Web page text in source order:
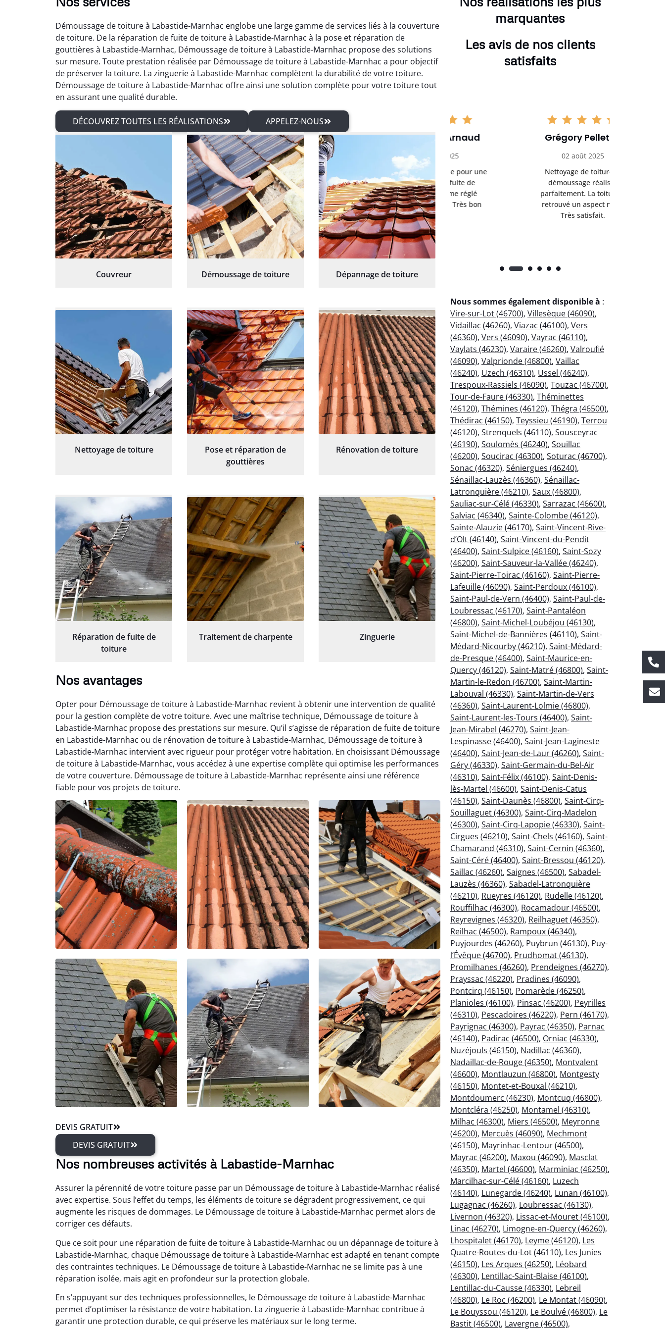
Démoussage de toiture à Labastide-Marnhac englobe une large gamme de services liés à la couverture
de toiture. De la réparation de fuite de toiture à Labastide-Marnhac à la pose et réparation de
gouttières à Labastide-Marnhac, Démoussage de toiture à Labastide-Marnhac propose des solutions
sur mesure. Toute prestation réalisée par Démoussage de toiture à Labastide-Marnhac a pour objectif
de préserver la toiture. La zinguerie à Labastide-Marnhac complètent la durabilité de votre toiture.
Démoussage de toiture à Labastide-Marnhac offre ainsi une solution complète pour votre toiture tout
en assurant une qualité durable.
DÉCOUVREZ TOUTES LES RÉALISATIONS APPELEZ-NOUS
Couvreur Démoussage de toiture Dépannage de toiture
Nettoyage de toiture
Pose et réparation de
gouttières
Rénovation de toiture
Réparation de fuite de
toiture
Traitement de charpente Zinguerie
Nos avantages
Opter pour Démoussage de toiture à Labastide-Marnhac revient à obtenir une intervention de qualité
pour la gestion complète de votre toiture. Avec une maîtrise technique, Démoussage de toiture à
Labastide-Marnhac propose des prestations sur mesure. Qu’il s’agisse de réparation de fuite de toiture
en Labastide-Marnhac ou de rénovation de toiture à Labastide-Marnhac, Démoussage de toiture à
Labastide-Marnhac intervient avec rigueur pour protéger votre habitation. En choisissant Démoussage
de toiture à Labastide-Marnhac, vous accédez à une expertise complète qui optimise les performances
de votre couverture. Démoussage de toiture à Labastide-Marnhac représente ainsi une référence
fiable pour vos projets de toiture.
DEVIS GRATUIT
DEVIS GRATUIT
Nos nombreuses activités à Labastide-Marnhac
Assurer la pérennité de votre toiture passe par un Démoussage de toiture à Labastide-Marnhac réalisé
avec expertise. Sous l’effet du temps, les éléments de toiture se dégradent progressivement, ce qui
augmente les risques de dommages. Le Démoussage de toiture à Labastide-Marnhac permet alors de
corriger ces défauts.
Que ce soit pour une réparation de fuite de toiture à Labastide-Marnhac ou un dépannage de toiture à
Labastide-Marnhac, chaque Démoussage de toiture à Labastide-Marnhac est adapté en tenant compte
des contraintes techniques. Le Démoussage de toiture à Labastide-Marnhac ne se limite pas à une
réparation isolée, mais agit en profondeur sur la protection globale.
En s’appuyant sur des techniques professionnelles, le Démoussage de toiture à Labastide-Marnhac
permet d’optimiser la résistance de votre habitation. La zinguerie à Labastide-Marnhac contribue à
garantir une protection durable, ce qui préserve les matériaux sur le long terme.
marquantes
Les avis de nos clients
satisfaits
Adrien Rolland
04 mars 2026
Très satisfait du traitement
de charpente et des travaux
de zinguerie. Travail sérieux
avec un excellent rendu
final.
Sébastien Arnaud
21 juin 2025
Intervention rapide pour une
réparation de fuite de
toiture. Problème réglé
immédiatement. Très bon
travail.
Grégory Pelletier
Nettoyage de toiture et
démoussage réalisés
parfaitement. La toiture a
retrouvé un aspect neuf.
Nous sommes également disponible à :
Vire-sur-Lot (46700), Villesèque (46090),
Vidaillac (46260), Viazac (46100), Vers
(46360), Vers (46090), Vayrac (46110),
Vaylats (46230), Varaire (46260), Valroufié
(46090), Valprionde (46800), Vaillac
(46240), Uzech (46310), Ussel (46240),
Trespoux-Rassiels (46090), Touzac (46700),
Tour-de-Faure (46330), Théminettes
(46120), Thémines (46120), Thégra (46500),
Thédirac (46150), Teyssieu (46190), Terrou
(46120), Strenquels (46110), Sousceyrac
(46190), Soulomès (46240), Souillac
(46200), Soucirac (46300), Soturac (46700),
Sonac (46320), Séniergues (46240),
Sénaillac-Lauzès (46360), Sénaillac-
Latronquière (46210), Saux (46800),
Sauliac-sur-Célé (46330), Sarrazac (46600),
Salviac (46340), Sainte-Colombe (46120),
Sainte-Alauzie (46170), Saint-Vincent-Rive-
d’Olt (46140), Saint-Vincent-du-Pendit
(46400), Saint-Sulpice (46160), Saint-Sozy
(46200), Saint-Sauveur-la-Vallée (46240),
Saint-Pierre-Toirac (46160), Saint-Pierre-
Lafeuille (46090), Saint-Perdoux (46100),
Saint-Paul-de-Vern (46400), Saint-Paul-de-
Loubressac (46170), Saint-Pantaléon
(46800), Saint-Michel-Loubéjou (46130),
Saint-Michel-de-Bannières (46110), Saint-
Médard-Nicourby (46210), Saint-Médard-
de-Presque (46400), Saint-Maurice-en-
Quercy (46120), Saint-Matré (46800), Saint-
Martin-le-Redon (46700), Saint-Martin-
Labouval (46330), Saint-Martin-de-Vers
(46360), Saint-Laurent-Lolmie (46800),
Saint-Laurent-les-Tours (46400), Saint-
Jean-Mirabel (46270), Saint-Jean-
Lespinasse (46400), Saint-Jean-Lagineste
(46400), Saint-Jean-de-Laur (46260), Saint-
Géry (46330), Saint-Germain-du-Bel-Air
(46310), Saint-Félix (46100), Saint-Denis-
lès-Martel (46600), Saint-Denis-Catus
(46150), Saint-Daunès (46800), Saint-Cirq-
Souillaguet (46300), Saint-Cirq-Madelon
(46300), Saint-Cirq-Lapopie (46330), Saint-
Cirgues (46210), Saint-Chels (46160), Saint-
Chamarand (46310), Saint-Cernin (46360),
Saint-Céré (46400), Saint-Bressou (46120),
Saillac (46260), Saignes (46500), Sabadel-
Lauzès (46360), Sabadel-Latronquière
(46210), Rueyres (46120), Rudelle (46120),
Rouffilhac (46300), Rocamadour (46500),
Reyrevignes (46320), Reilhaguet (46350),
Reilhac (46500), Rampoux (46340),
Puyjourdes (46260), Puybrun (46130), Puy-
l’Évêque (46700), Prudhomat (46130),
Promilhanes (46260), Prendeignes (46270),
Prayssac (46220), Pradines (46090),
Pontcirq (46150), Pomarède (46250),
Planioles (46100), Pinsac (46200), Peyrilles
(46310), Pescadoires (46220), Pern (46170),
Payrignac (46300), Payrac (46350), Parnac
(46140), Padirac (46500), Orniac (46330),
Nuzéjouls (46150), Nadillac (46360),
Nadaillac-de-Rouge (46350), Montvalent
(46600), Montlauzun (46800), Montgesty
(46150), Montet-et-Bouxal (46210),
Montdoumerc (46230), Montcuq (46800),
Montcléra (46250), Montamel (46310),
Milhac (46300), Miers (46500), Meyronne
(46200), Mercuès (46090), Mechmont
(46150), Mayrinhac-Lentour (46500),
Mayrac (46200), Maxou (46090), Masclat
(46350), Martel (46600), Marminiac (46250),
Marcilhac-sur-Célé (46160), Luzech
(46140), Lunegarde (46240), Lunan (46100),
Lugagnac (46260), Loubressac (46130),
Livernon (46320), Lissac-et-Mouret (46100),
Linac (46270), Limogne-en-Quercy (46260),
Lhospitalet (46170), Leyme (46120), Les
Quatre-Routes-du-Lot (46110), Les Junies
(46150), Les Arques (46250), Léobard
(46300), Lentillac-Saint-Blaise (46100),
Lentillac-du-Causse (46330), Lebreil
(46800), Le Roc (46200), Le Montat (46090),
Le Bouyssou (46120), Le Boulvé (46800), Le
Bastit (46500), Lavergne (46500),